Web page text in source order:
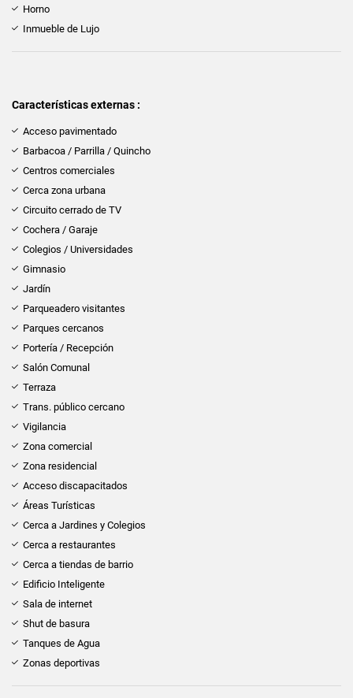
Horno
Inmueble de Lujo
Características externas :
Acceso pavimentado
Barbacoa / Parrilla / Quincho
Centros comerciales
Cerca zona urbana
Circuito cerrado de TV
Cochera / Garaje
Colegios / Universidades
Gimnasio
Jardín
Parqueadero visitantes
Parques cercanos
Portería / Recepción
Salón Comunal
Terraza
Trans. público cercano
Vigilancia
Zona comercial
Zona residencial
Acceso discapacitados
Áreas Turísticas
Cerca a Jardines y Colegios
Cerca a restaurantes
Cerca a tiendas de barrio
Edificio Inteligente
Sala de internet
Shut de basura
Tanques de Agua
Zonas deportivas